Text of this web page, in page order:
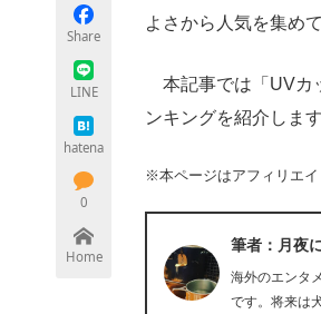
Share
LINE
hatena
0
Home
よさから人気を集め
本記事では「UVカ
ンキングを紹介します
※本ページはアフィリエ
筆者：月夜
海外のエンタ
です。将来は